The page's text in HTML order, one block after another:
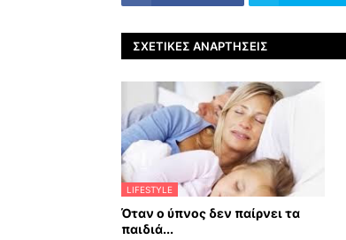
ΣΧΕΤΙΚΈΣ ΑΝΑΡΤΉΣΕΙΣ
LIFESTYLE
Όταν ο ύπνος δεν παίρνει τα
παιδιά...